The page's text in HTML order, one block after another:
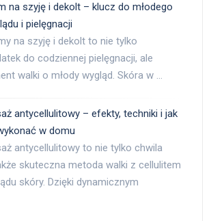
na szyję i dekolt – klucz do młodego
i pielęgnacji
na szyję i dekolt to nie tylko
do codziennej pielęgnacji, ale
walki o młody wygląd. Skóra w …
antycellulitowy – efekty, techniki i jak
w domu
antycellulitowy to nie tylko chwila
skuteczna metoda walki z cellulitem
skóry. Dzięki dynamicznym